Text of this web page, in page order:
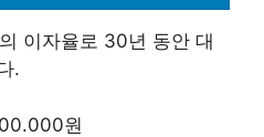
이자율로 30년 동안 대
.
원